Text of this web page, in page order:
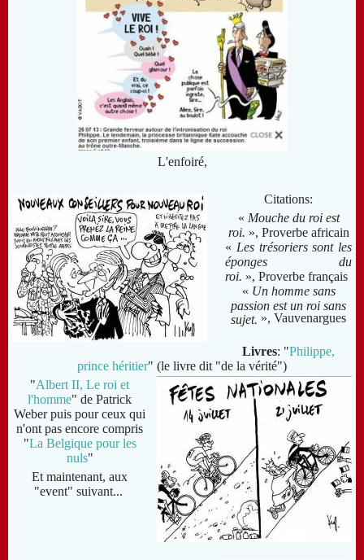
L'enfoiré,
Citations:
« Mouche du roi est
roi. », Proverbe africain
« Les trésoriers sont les
éponges du
roi. », Proverbe français
« Un homme sans
passion est un roi sans
sujet. », Vauvenargues
Livres: "Philippe,
prince héritier" (le livre dit "de la vérité")
"Albert II, Le roi et
l'homme" de Patrick
Weberpuis pour ceux qui
n'ont pas encore compris
"La Belgique pour les
nuls"
Et maintenant, aux
"event" suivant...